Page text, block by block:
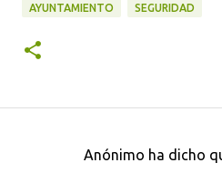
AYUNTAMIENTO SEGURIDAD
Anónimo ha dicho